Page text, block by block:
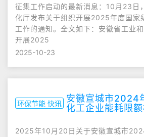
征集工作启动的最新消息：10月23日
化厅发布关于组织开展2025年度国家
工作的通知。全文如下：安徽省工业
开展2025
2025-10-23
环保节能 快讯 安徽宣城市2024
化工企业能耗限
2025年10月20日关于安徽宣城市